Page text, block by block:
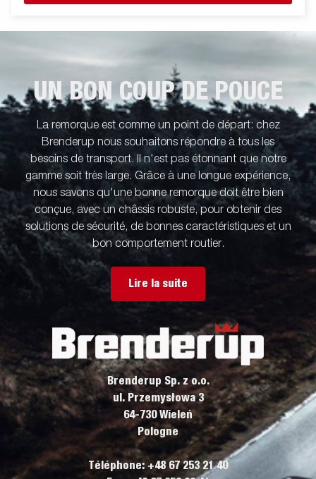
gear. Lin leader: Hawse. Exchange: 216: 1
UN BON COUP DE POUCE
La remorque est comme un point de départ: chez
Brenderup nous souhaitons répondre à tous les
besoins de transport. Il n'est pas étonnant que notre
gamme soit très large. Grâce à une longue expérience,
nous savons qu'une bonne remorque doit être bien
conçue, avec un châssis robuste, pour obtenir des
solutions de sécurité, de bonnes caractéristiques et un
bon comportement routier.
Lire la suite
Brenderup Sp. z o.o.
ul. Przemysłowa 3
64-730 Wieleń
Pologne
Téléphone: +48 67 253 21 40